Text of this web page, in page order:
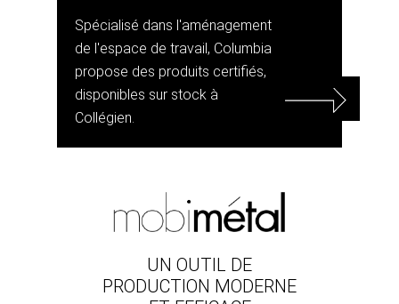
Spécialisé dans l'aménagement
de l'espace de travail, Columbia
propose des produits certifiés,
disponibles sur stock à
Collégien.
UN OUTIL DE
PRODUCTION MODERNE